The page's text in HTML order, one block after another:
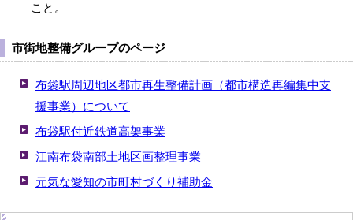
こと。
市街地整備グループのページ
布袋駅周辺地区都市再生整備計画（都市構造再編集中支
援事業）について
布袋駅付近鉄道高架事業
江南布袋南部土地区画整理事業
元気な愛知の市町村づくり補助金